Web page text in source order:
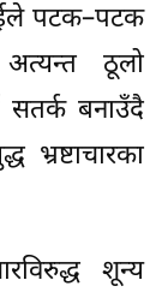
पटक–पटक
अत्यन्त ठूलो
सतर्क बनाउँदै
शून्य